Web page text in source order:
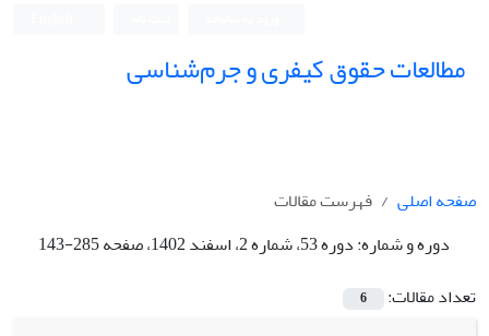
مطالعات حقوق کیفری و جرم‌شناسی
صفحه اصلی
فهرست مقالات
دوره و شماره:دوره 53، شماره 2، اسفند 1402، صفحه 285-143
تعداد مقالات:
6